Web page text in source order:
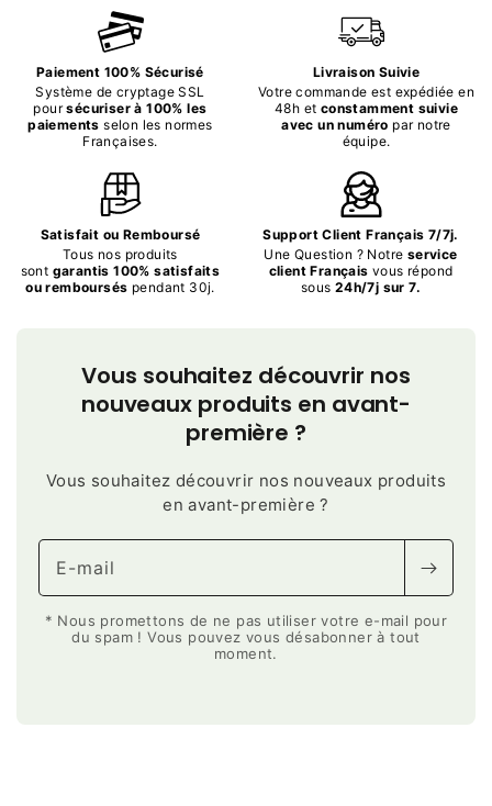
Paiement 100% Sécurisé
Système de cryptage SSL
poursécuriser à 100% les
paiements selon les normes
Françaises.
Livraison Suivie
Votre commande est expédiée en
48h et constamment suivie
avec un numéro par notre
équipe.
Satisfait ou Remboursé
Tous nos produits
sont garantis 100% satisfaits
ou remboursés pendant 30j.
Support Client Français 7/7j.
Une Question ? Notre service
client Français vous répond
sous 24h/7j sur 7.
Vous souhaitez découvrir nos
nouveaux produits en avant-
première ?
Vous souhaitez découvrir nos nouveaux produits
en avant-première ?
E-mail
* Nous promettons de ne pas utiliser votre e-mail pour
du spam ! Vous pouvez vous désabonner à tout
moment.